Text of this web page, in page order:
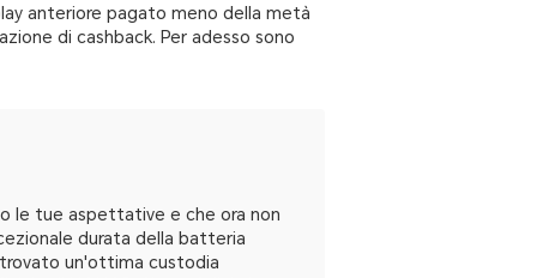
anteriore pagato meno della metà
di cashback. Per adesso sono
le tue aspettative e che ora non
durata della batteria
trovato un'ottima custodia